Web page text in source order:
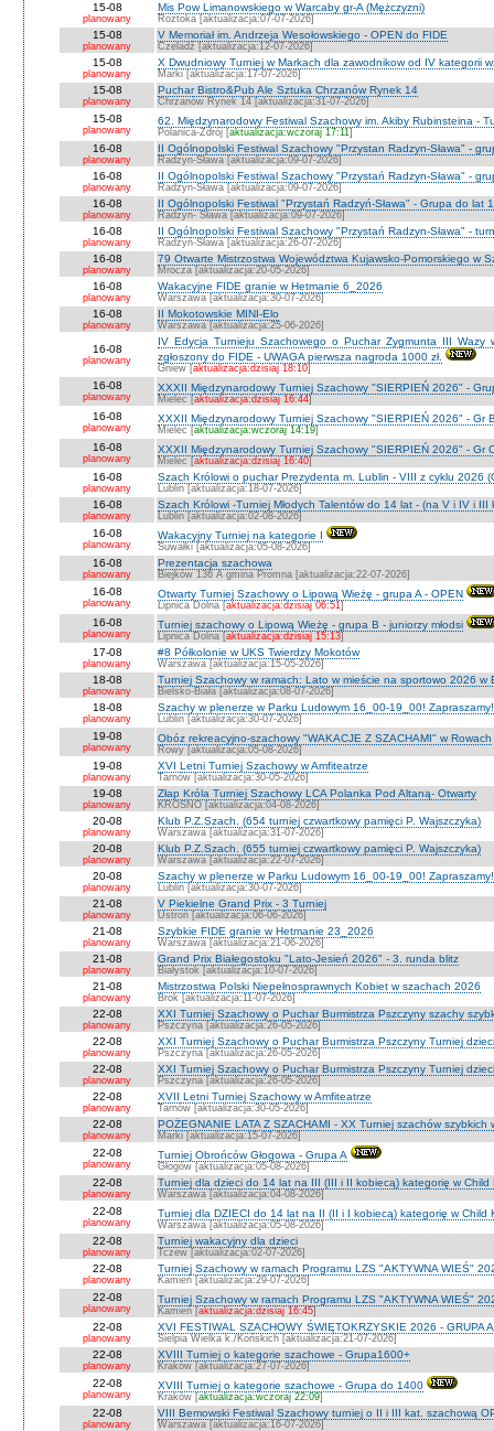
15-08
planowany
Mis Pow Limanowskiego w Warcaby gr-A (Mężczyzni)
Roztoka [aktualizacja:07-07-2026]
15-08
planowany
V Memoriał im. Andrzeja Wesołowskiego - OPEN do FIDE
Czeladź [aktualizacja:12-07-2026]
15-08
planowany
X Dwudniowy Turniej w Markach dla zawodnikow od IV kategorii
Marki [aktualizacja:17-07-2026]
15-08
planowany
Puchar Bistro&Pub Ale Sztuka Chrzanów Rynek 14
Chrzanów Rynek 14 [aktualizacja:31-07-2026]
15-08
planowany
62. Międzynarodowy Festiwal Szachowy im. Akiby Rubinsteina -
Polanica-Zdrój [aktualizacja:wczoraj 17:11]
16-08
planowany
II Ogólnopolski Festiwal Szachowy "Przystan Radzyn-Sława" -
Radzyn-Sława [aktualizacja:09-07-2026]
16-08
planowany
II Ogólnopolski Festiwal Szachowy "Przystań Radzyn-Sława" -
Radzyn-Sława [aktualizacja:09-07-2026]
16-08
planowany
II Ogólnopolski Festiwal "Przystań Radzyń-Sława" - Grupa do lat
Radzyn- Sława [aktualizacja:09-07-2026]
16-08
planowany
II Ogólnopolski Festiwal Szachowy "Przystań Radzyn-Sława" -
Radzyń-Sława [aktualizacja:26-07-2026]
16-08
planowany
79 Otwarte Mistrzostwa Województwa Kujawsko-Pomorskiego w
Mrocza [aktualizacja:20-05-2026]
16-08
planowany
Wakacyjne FIDE granie w Hetmanie 6_2026
Warszawa [aktualizacja:30-07-2026]
16-08
planowany
II Mokotowskie MINI-Elo
Warszawa [aktualizacja:25-06-2026]
16-08
planowany
IV Edycja Turnieju Szachowego o Puchar Zygmunta III Wazy
zgłoszony do FIDE - UWAGA pierwsza nagroda 1000 zł.
Gniew [aktualizacja:dzisiaj 18:10]
16-08
planowany
XXXII Międzynarodowy Turniej Szachowy "SIERPIEŃ 2026" -
Mielec [aktualizacja:dzisiaj 16:44]
16-08
planowany
XXXII Międzynarodowy Turniej Szachowy "SIERPIEŃ 2026" - Gr
Mielec [aktualizacja:wczoraj 14:19]
16-08
planowany
XXXII Międzynarodowy Turniej Szachowy "SIERPIEŃ 2026" - Gr
Mielec [aktualizacja:dzisiaj 16:40]
16-08
planowany
Szach Królowi o puchar Prezydenta m. Lublin - VIII z cyklu 2026
Lublin [aktualizacja:18-07-2026]
16-08
planowany
Szach Królowi -Turniej Młodych Talentów do 14 lat - (na V i IV i III
Lublin [aktualizacja:02-08-2026]
16-08
planowany
Wakacyjny Turniej na kategorie I
Suwałki [aktualizacja:05-08-2026]
16-08
planowany
Prezentacja szachowa
Biejków 136 A gmina Promna [aktualizacja:22-07-2026]
16-08
planowany
Otwarty Turniej Szachowy o Lipową Wieżę - grupa A - OPEN
Lipnica Dolna [aktualizacja:dzisiaj 06:51]
16-08
planowany
Turniej szachowy o Lipową Wieżę - grupa B - juniorzy młodsi
Lipnica Dolna [aktualizacja:dzisiaj 15:13]
17-08
planowany
#8 Półkolonie w UKS Twierdzy Mokotów
Warszawa [aktualizacja:15-05-2026]
18-08
planowany
Turniej Szachowy w ramach: Lato w mieście na sportowo 2026 w
Bielsko-Biała [aktualizacja:08-07-2026]
18-08
planowany
Szachy w plenerze w Parku Ludowym 16_00-19_00! Zapraszamy!
Lublin [aktualizacja:30-07-2026]
19-08
planowany
Obóz rekreacyjno-szachowy "WAKACJE Z SZACHAMI" w Rowach
Rowy [aktualizacja:05-08-2026]
19-08
planowany
XVI Letni Turniej Szachowy w Amfiteatrze
Tarnów [aktualizacja:30-05-2026]
19-08
planowany
Złap Króla Turniej Szachowy LCA Polanka Pod Altaną- Otwarty
KROSNO [aktualizacja:04-08-2026]
20-08
planowany
Klub P.Z.Szach. (654 turniej czwartkowy pamięci P. Wajszczyka)
Warszawa [aktualizacja:31-07-2026]
20-08
planowany
Klub P.Z.Szach. (655 turniej czwartkowy pamięci P. Wajszczyka)
Warszawa [aktualizacja:22-07-2026]
20-08
planowany
Szachy w plenerze w Parku Ludowym 16_00-19_00! Zapraszamy!
Lublin [aktualizacja:30-07-2026]
21-08
planowany
V Piekielne Grand Prix - 3 Turniej
Ustroń [aktualizacja:06-06-2026]
21-08
planowany
Szybkie FIDE granie w Hetmanie 23_2026
Warszawa [aktualizacja:21-06-2026]
21-08
planowany
Grand Prix Białegostoku "Lato-Jesień 2026" - 3. runda blitz
Białystok [aktualizacja:10-07-2026]
21-08
planowany
Mistrzostwa Polski Niepełnosprawnych Kobiet w szachach 2026
Brok [aktualizacja:11-07-2026]
22-08
planowany
XXI Turniej Szachowy o Puchar Burmistrza Pszczyny szachy
Pszczyna [aktualizacja:26-05-2026]
22-08
planowany
XXI Turniej Szachowy o Puchar Burmistrza Pszczyny Turniej
Pszczyna [aktualizacja:26-05-2026]
22-08
planowany
XXI Turniej Szachowy o Puchar Burmistrza Pszczyny Turniej
Pszczyna [aktualizacja:26-05-2026]
22-08
planowany
XVII Letni Turniej Szachowy w Amfiteatrze
Tarnów [aktualizacja:30-05-2026]
22-08
planowany
POŻEGNANIE LATA Z SZACHAMI - XX Turniej szachów szybkich
Marki [aktualizacja:15-07-2026]
22-08
planowany
Turniej Obrońców Głogowa - Grupa A
Głogów [aktualizacja:05-08-2026]
22-08
planowany
Turniej dla dzieci do 14 lat na III (III i II kobiecą) kategorię w Child
Warszawa [aktualizacja:04-08-2026]
22-08
planowany
Turniej dla DZIECI do 14 lat na II (II i I kobiecą) kategorię w Child
Warszawa [aktualizacja:05-08-2026]
22-08
planowany
Turniej wakacyjny dla dzieci
Tczew [aktualizacja:02-07-2026]
22-08
planowany
Turniej Szachowy w ramach Programu LZS "AKTYWNA WIEŚ"
Kamień [aktualizacja:29-07-2026]
22-08
planowany
Turniej Szachowy w ramach Programu LZS "AKTYWNA WIEŚ"
Kamień [aktualizacja:dzisiaj 16:45]
22-08
planowany
XVI FESTIWAL SZACHOWY ŚWIĘTOKRZYSKIE 2026 - GRUPA
Sielpia Wielka k./Końskich [aktualizacja:21-07-2026]
22-08
planowany
XVIII Turniej o kategorie szachowe - Grupa1600+
Kraków [aktualizacja:27-07-2026]
22-08
planowany
XVIII Turniej o kategorie szachowe - Grupa do 1400
Kraków [aktualizacja:wczoraj 22:09]
22-08
planowany
VIII Bemowski Festiwal Szachowy turniej o II i III kat. szachową
Warszawa [aktualizacja:16-07-2026]